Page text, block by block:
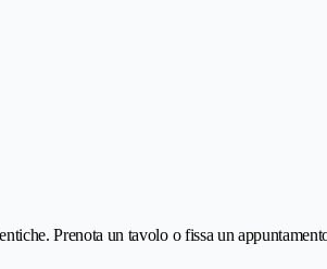
Prenota un tavolo o fissa un